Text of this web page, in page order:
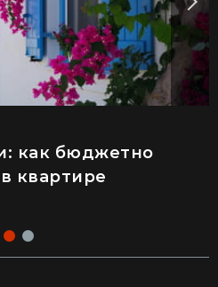
как бюджетно
квартире
впервые приехал в
конфеты Roshen